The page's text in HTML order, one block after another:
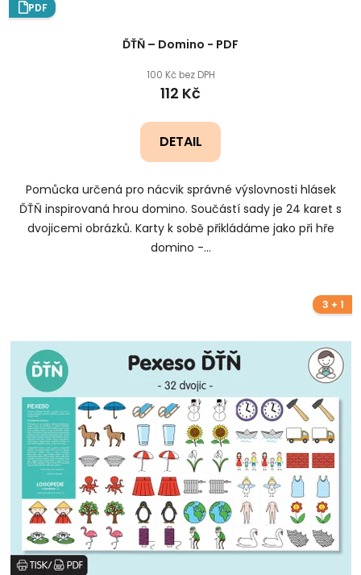
PDF
ĎŤŇ – Domino - PDF
100 Kč bez DPH
112 Kč
DETAIL
Pomůcka určená pro nácvik správné výslovnosti hlásek
ĎŤŇ inspirovaná hrou domino. Součástí sady je 24 karet s
dvojicemi obrázků. Karty k sobě přikládáme jako při hře
domino -...
3 + 1